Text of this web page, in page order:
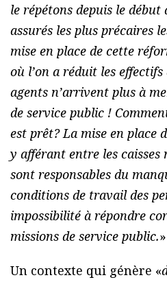
le répétons depuis le début
assurés les plus précaires
mise en place de cette
où l’on a réduit les effectifs
agents n’arrivent plus à
de service public !
est prêt? La mise en place
y afférant entre les caisses
sont responsables du
conditions de travail des
impossibilité à répondre
missions de service public.»
Un contexte qui génère «